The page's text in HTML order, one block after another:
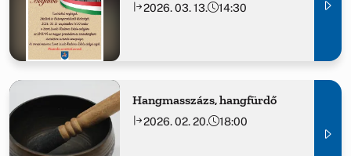
2026. 03. 13. 14:30
Hangmasszázs, hangfürdő
2026. 02. 20. 18:00